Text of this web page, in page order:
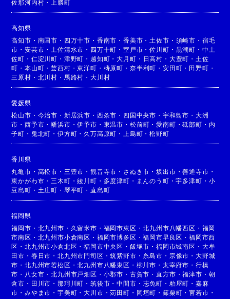
佐那河内村 ・ 上勝町
高知県
高知市 ・ 南国市 ・ 四万十市 ・ 香南市 ・香美市 ・ 土佐市 ・ 須崎市 ・ 宿毛
市 ・安芸市 ・ 土佐清水市 ・ 四万十町 ・室戸市 ・佐川町 ・ 黒潮町 ・ 中土
佐町 ・ 仁淀川町 ・ 津野町 ・ 越知町 ・大月町 ・ 日高村 ・ 大豊町 ・ 土佐
町 ・本山町 ・芸西村 ・東洋町 ・ 梼原町 ・ 奈半利町 ・ 安田町 ・ 田野町 ・
三原村 ・ 北川村 ・ 馬路村 ・大川村
愛媛県
松山市 ・ 今治市 ・ 新居浜市 ・ 西条市 ・ 四国中央市 ・ 宇和島市 ・ 大洲
市 ・西予市 ・幡浜市 ・伊予市 ・ 東温市 ・ 松前町 ・愛南町 ・砥部町 ・ 内
子町 ・ 鬼北町 ・伊方町 ・ 久万高原町 ・ 上島町 ・松野町
香川県
丸亀市 ・ 高松市 ・ 三豊市 ・観音寺市 ・ さぬき市 ・坂出市 ・善通寺市 ・
東かがわ市 ・ 三木町 ・綾川町 ・ 多度津町 ・ まんのう町 ・宇多津町 ・ 小
豆島町 ・ 土庄町 ・ 琴平町 ・直島町
福岡県
福岡市 ・ 北九州市 ・ 久留米市 ・ 福岡市東区 ・北九州市八幡西区 ・ 福岡
市南区 ・ 北九州市小倉南区 ・ 福岡市博多区 ・福岡市早良区 ・福岡市西
区 ・北九州市小倉北区 ・福岡市中央区 ・ 飯塚市 ・福岡市城南区 ・ 大牟
田市 ・ 春日市 ・北九州市門司区 ・筑紫野市 ・ 糸島市 ・ 宗像市 ・ 大野城
市 ・北九州市若松区 ・北九州市八幡東区 ・ 柳川市 ・ 太宰府市 ・ 行橋
市 ・ 八女市 ・北九州市戸畑区 ・ 小郡市 ・ 古賀市 ・直方市 ・福津市 ・ 朝
倉市 ・ 田川市 ・那珂川町 ・筑後市 ・中間市 ・ 志免町 ・ 粕屋町 ・ 嘉麻
市 ・みやま市 ・宇美町 ・大川市 ・苅田町 ・ 岡垣町 ・ 篠栗町 ・宮若市 ・